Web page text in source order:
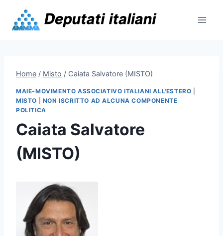
content
Home / Misto / Caiata Salvatore (MISTO)
MAIE-MOVIMENTO ASSOCIATIVO ITALIANI ALL'ESTERO
MISTO
NON ISCRITTO AD ALCUNA COMPONENTE
POLITICA
Caiata Salvatore
(MISTO)